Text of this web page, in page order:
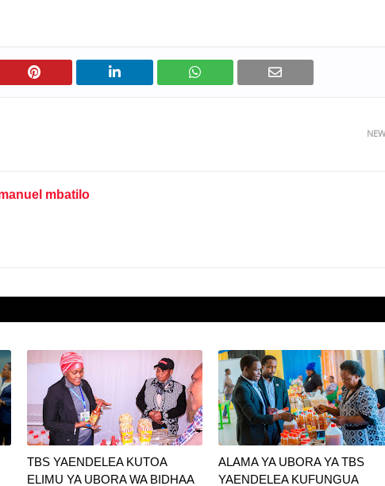
mbatilo
TBS YAENDELEA KUTOA
ELIMU YA UBORA WA BIDHAA
ALAMA YA UBORA YA TBS
YAENDELEA KUFUNGUA